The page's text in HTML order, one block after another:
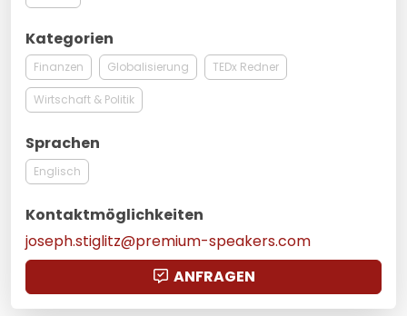
Kategorien
Finanzen Globalisierung TEDx Redner
Wirtschaft & Politik
Sprachen
Englisch
Kontaktmöglichkeiten
joseph.stiglitz@premium-speakers.com
ANFRAGEN